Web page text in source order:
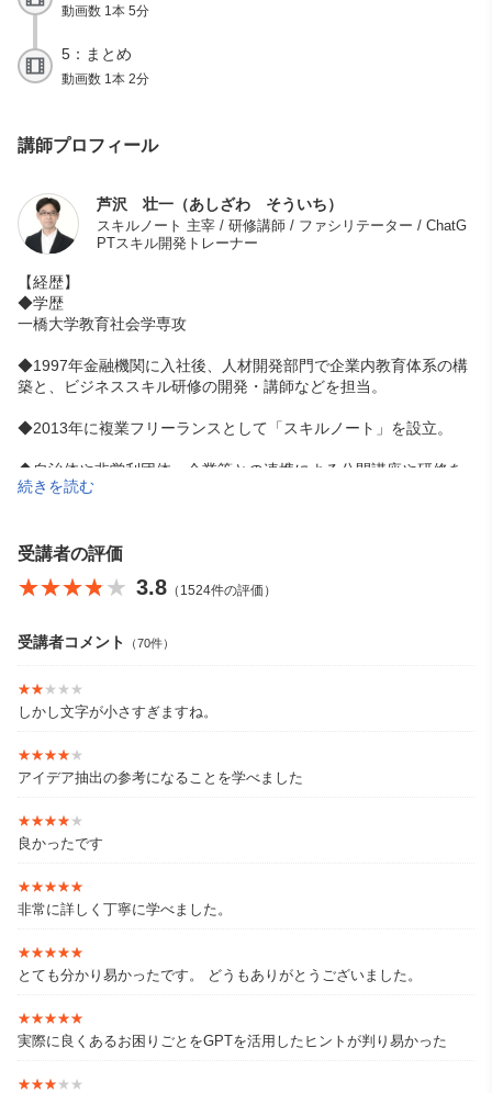
動画数 1本 5分
5：まとめ
動画数 1本 2分
講師プロフィール
芦沢 壮一（あしざわ そういち）
スキルノート 主宰 / 研修講師 / ファシリテーター / ChatG
PTスキル開発トレーナー
【経歴】
◆学歴
一橋大学教育社会学専攻
◆1997年金融機関に入社後、人材開発部門で企業内教育体系の構
築と、ビジネススキル研修の開発・講師などを担当。
◆2013年に複業フリーランスとして「スキルノート」を設立。
◆自治体や非営利団体・企業等との連携による公開講座や研修を
企画・実施。
務品質の向上や教育研修分野への活用を探索。
方法の実践」に関する普及事業を展開中。
◆府中市NPO・ソーシャルビジネス個別相談アドバイザー、第5期
【WEB】
続きを読む
受講者の評価
★★★★★
★★★★★ 3.8 （1524件の評価）
受講者コメント （70件）
★★★★★
★★★★★
しかし文字が小さすぎますね。
★★★★★
★★★★★
アイデア抽出の参考になることを学べました
★★★★★
★★★★★
良かったです
★★★★★
★★★★★
非常に詳しく丁寧に学べました。
★★★★★
★★★★★
とても分かり易かったです。 どうもありがとうございました。
★★★★★
★★★★★
実際に良くあるお困りごとをGPTを活用したヒントが判り易かった
★★★★★
★★★★★